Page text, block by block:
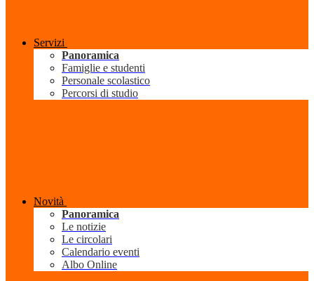
Servizi
Panoramica
Famiglie e studenti
Personale scolastico
Percorsi di studio
Novità
Panoramica
Le notizie
Le circolari
Calendario eventi
Albo Online